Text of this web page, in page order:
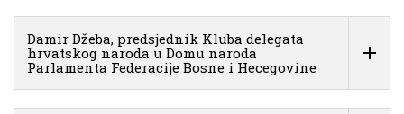
Damir Džeba, predsjednik Kluba delegata
hrvatskog naroda u Domu naroda
Parlamenta Federacije Bosne i Hecegovine